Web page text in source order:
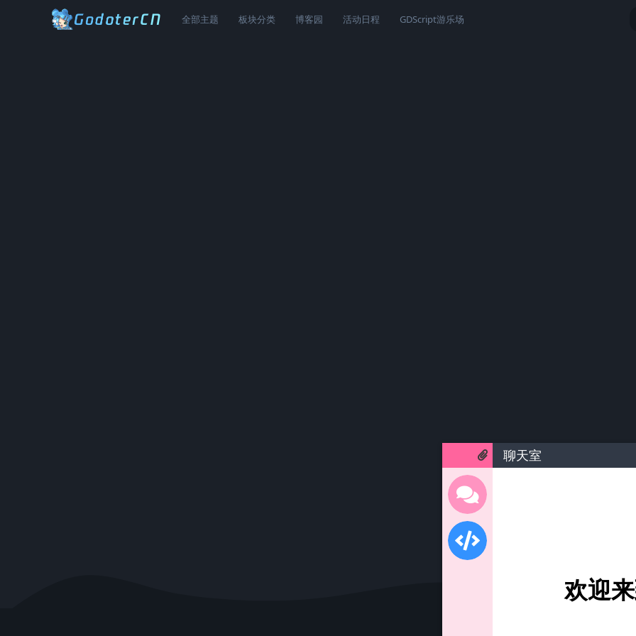
全部主题 板块分类 博客园 活动日程 GDScript游乐场
聊天室
欢迎